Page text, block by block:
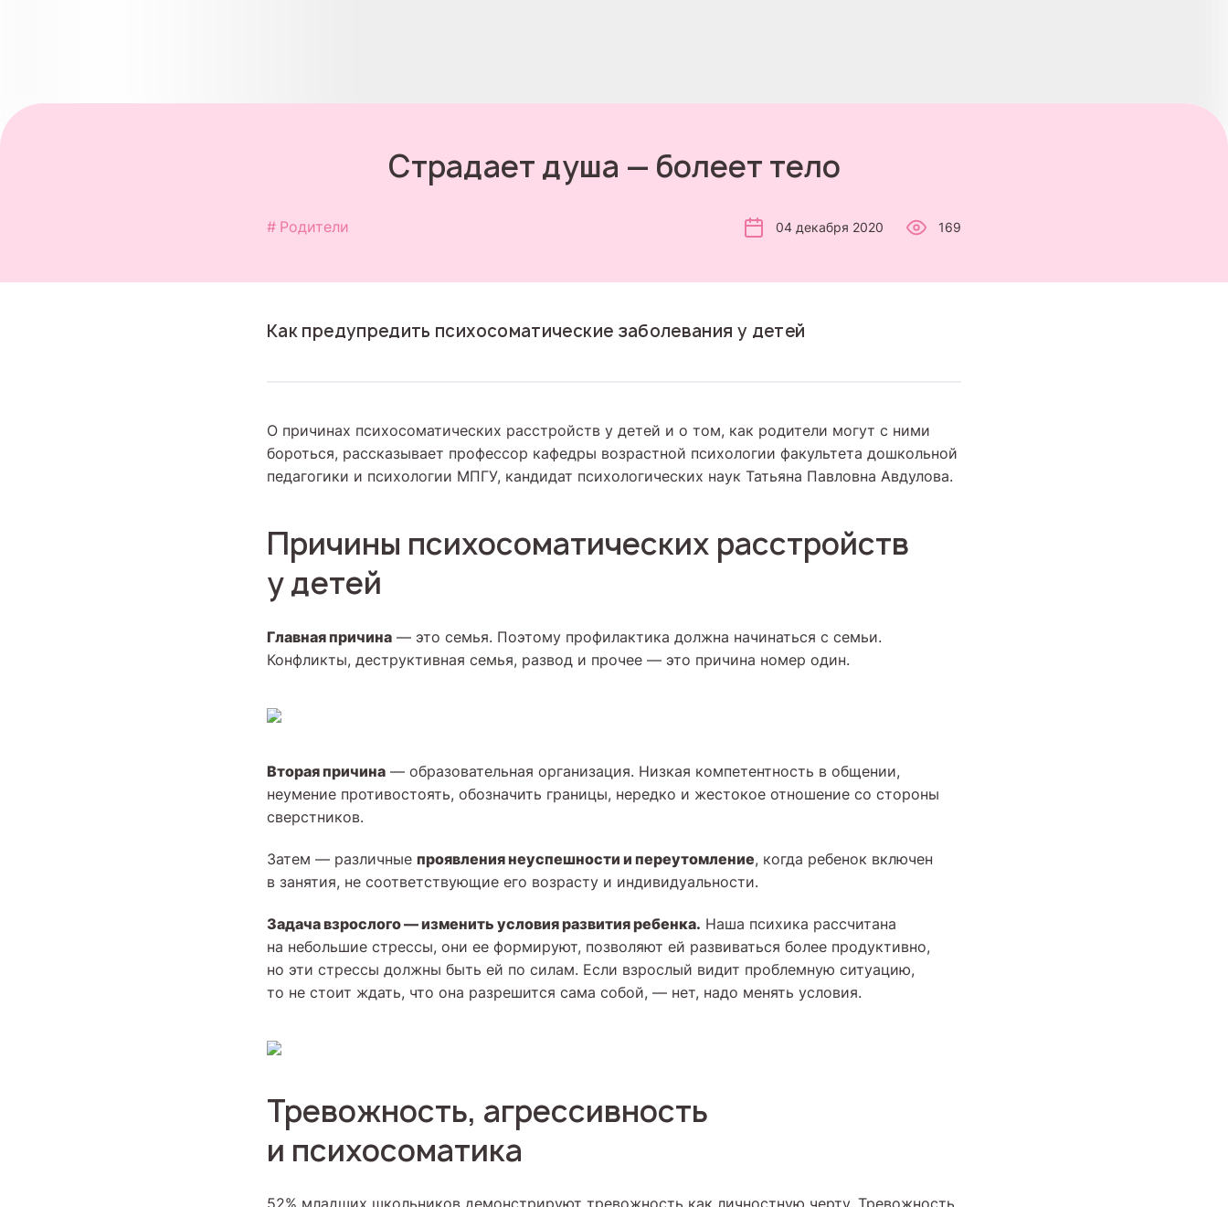
Страдает душа — болеет тело
Родители 04 декабря 2020 169
Как предупредить психосоматические заболевания у детей
О причинах психосоматических расстройств у детей и о том, как родители могут с ними
бороться, рассказывает профессор кафедры возрастной психологии факультета дошкольной
педагогики и психологии МПГУ, кандидат психологических наук Татьяна Павловна Авдулова.
Причины психосоматических расстройств
у детей
Главная причина — это семья. Поэтому профилактика должна начинаться с семьи.
Конфликты, деструктивная семья, развод и прочее — это причина номер один.
Вторая причина — образовательная организация. Низкая компетентность в общении,
неумение противостоять, обозначить границы, нередко и жестокое отношение со стороны
сверстников.
Затем — различные проявления неуспешности и переутомление, когда ребенок включен
в занятия, не соответствующие его возрасту и индивидуальности.
Задача взрослого — изменить условия развития ребенка. Наша психика рассчитана
на небольшие стрессы, они ее формируют, позволяют ей развиваться более продуктивно,
но эти стрессы должны быть ей по силам. Если взрослый видит проблемную ситуацию,
то не стоит ждать, что она разрешится сама собой, — нет, надо менять условия.
Тревожность, агрессивность
и психосоматика